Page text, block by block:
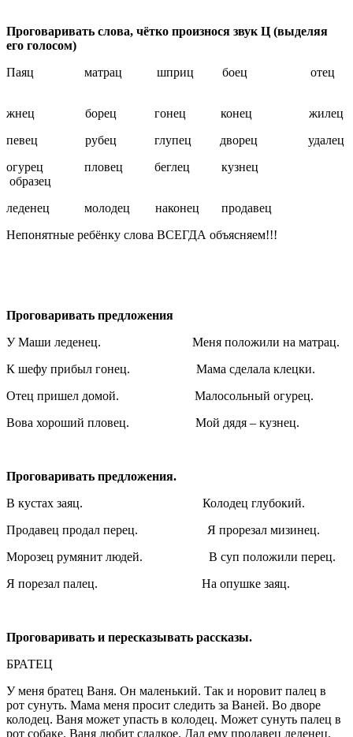
Проговаривать слова, чётко произнося звук Ц (выделяя
его голосом)
Паяц матрац шприц боец отец
жнец борец гонец конец жилец
певец рубец глупец дворец удалец
огурец пловец беглец кузнец
образец
леденец молодец наконец продавец
Непонятные ребёнку слова ВСЕГДА объясняем!!!
Проговаривать предложения
У Маши леденец. Меня положили на матрац.
К шефу прибыл гонец. Мама сделала клецки.
Отец пришел домой. Малосольный огурец.
Вова хороший пловец. Мой дядя – кузнец.
Проговаривать предложения.
В кустах заяц. Колодец глубокий.
Продавец продал перец. Я прорезал мизинец.
Морозец румянит людей. В суп положили перец.
Я порезал палец. На опушке заяц.
Проговаривать и пересказывать рассказы.
БРАТЕЦ
У меня братец Ваня. Он маленький. Так и норовит палец в
рот сунуть. Мама меня просит следить за Ваней. Во дворе
колодец. Ваня может упасть в колодец. Может сунуть палец в
рот собаке. Ваня любит сладкое. Дал ему продавец леденец.